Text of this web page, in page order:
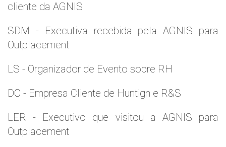
cliente da AGNIS
SDM - Executiva recebida pela AGNIS para
Outplacement
LS - Organizador de Evento sobre RH
DC - Empresa Cliente de Huntign e R&S
LER - Executivo que visitou a AGNIS para
Outplacement